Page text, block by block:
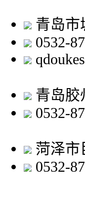
青岛市
0532-
青岛胶
0532-
菏泽市
0532-